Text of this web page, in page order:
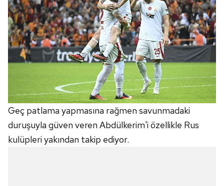
Geç patlama yapmasına rağmen savunmadaki
duruşuyla güven veren Abdülkerim'i özellikle Rus
kulüpleri yakından takip ediyor.